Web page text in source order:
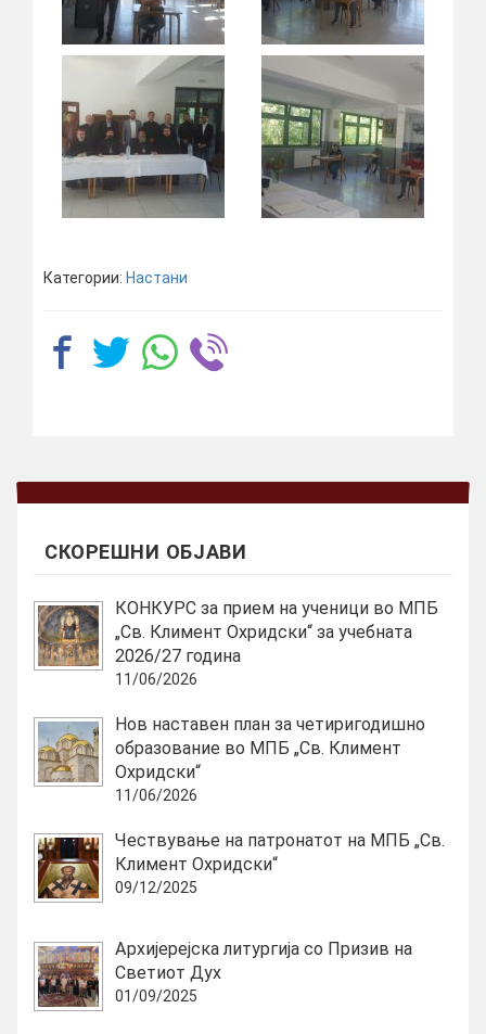
Категории: Настани
СКОРЕШНИ ОБЈАВИ
КОНКУРС за прием на ученици во МПБ
„Св. Климент Охридски“ за учебната
2026/27 година
11/06/2026
Нов наставен план за четиригодишно
образование во МПБ „Св. Климент
Охридски“
11/06/2026
Чествување на патронатот на МПБ „Св.
Климент Охридски“
09/12/2025
Архијерејска литургија со Призив на
Светиот Дух
01/09/2025